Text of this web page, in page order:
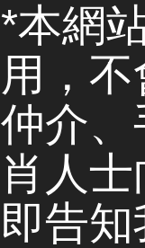
*本網
用，
仲介
肖人
即告知